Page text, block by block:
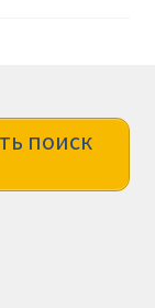
поиск